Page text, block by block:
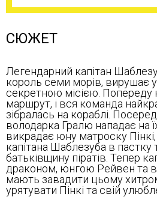
СЮЖЕТ
Легендарний капітан
король семи морів, вирушає
секретною місією. Попереду
маршрут, і вся команда
зібралась на кораблі.
володарка Гралю нападає на
викрадає юну матроску
капітана Шаблезуба в пастку
батьківщину піратів. Тепер
драконом, юнгою Рейвен та
мають завадити цьому
урятувати Пінкі та свій